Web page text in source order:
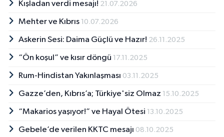
Kışladan verdi mesajı! 21.07.2026
Mehter ve Kıbrıs 10.07.2026
Askerin Sesi: Daima Güçlü ve Hazır! 26.11.2025
“Ön koşul” ve kısır döngü 17.11.2025
Rum-Hindistan Yakınlaşması 03.11.2025
Gazze’den, Kıbrıs’a; Türkiye'siz Olmaz 15.10.2025
“Makarios yaşıyor!” ve Hayal Ötesi 13.10.2025
Gebele’de verilen KKTC mesajı 08.10.2025